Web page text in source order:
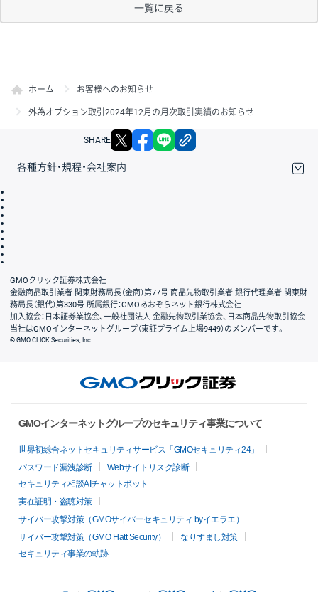
一覧に戻る
ホーム お客様へのお知らせ
外為オプション取引2024年12月の月次取引実績のお知らせ
SHARE X facebook
各種方針・規程・会社案内
会社案内
GMOクリック証券株式会社
金融商品取引業者 関東財務局長（金商）第77号 商品先物取引業者 銀行代理業者 関東財
務局長（銀代）第330号 所属銀行：GMOあおぞらネット銀行株式会社
加入協会：日本証券業協会、一般社団法人 金融先物取引業協会、日本商品先物取引協会
当社はGMOインターネットグループ（東証プライム上場9449）のメンバーです。
© GMO CLICK Securities, Inc.
GMOインターネットグループのセキュリティ事業について
世界初総合ネットセキュリティサービス「GMOセキュリティ24」
パスワード漏洩診断
Webサイトリスク診断
セキュリティ相談AIチャットボット
実在証明・盗聴対策
サイバー攻撃対策（GMOサイバーセキュリティ byイエラエ）
サイバー攻撃対策（GMO Flatt Security）
なりすまし対策
セキュリティ事業の軌跡